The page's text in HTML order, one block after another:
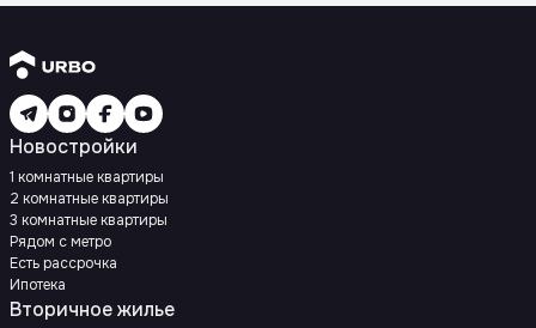
Новостройки
1 комнатные квартиры
2 комнатные квартиры
3 комнатные квартиры
Рядом с метро
Есть рассрочка
Ипотека
Вторичное жилье